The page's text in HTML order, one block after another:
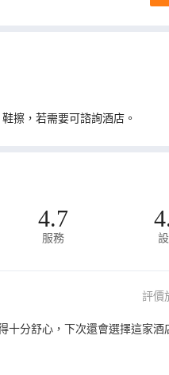
擦，若需要可諮詢酒店。
4.7
服務
評價
分舒心，下次還會選擇這家酒